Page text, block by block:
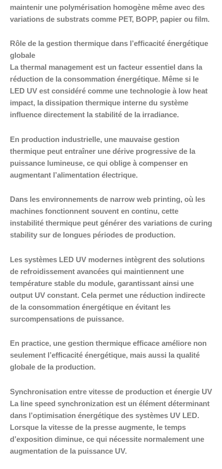
maintenir une polymérisation homogène même avec des
variations de substrats comme PET, BOPP, papier ou film.
Rôle de la gestion thermique dans l’efficacité énergétique
globale
La thermal management est un facteur essentiel dans la
réduction de la consommation énergétique. Même si le
LED UV est considéré comme une technologie à low heat
impact, la dissipation thermique interne du système
influence directement la stabilité de la irradiance.
En production industrielle, une mauvaise gestion
thermique peut entraîner une dérive progressive de la
puissance lumineuse, ce qui oblige à compenser en
augmentant l’alimentation électrique.
Dans les environnements de narrow web printing, où les
machines fonctionnent souvent en continu, cette
instabilité thermique peut générer des variations de curing
stability sur de longues périodes de production.
Les systèmes LED UV modernes intègrent des solutions
de refroidissement avancées qui maintiennent une
température stable du module, garantissant ainsi une
output UV constant. Cela permet une réduction indirecte
de la consommation énergétique en évitant les
surcompensations de puissance.
En practice, une gestion thermique efficace améliore non
seulement l’efficacité énergétique, mais aussi la qualité
globale de la production.
Synchronisation entre vitesse de production et énergie UV
La line speed synchronization est un élément déterminant
dans l’optimisation énergétique des systèmes UV LED.
Lorsque la vitesse de la presse augmente, le temps
d’exposition diminue, ce qui nécessite normalement une
augmentation de la puissance UV.